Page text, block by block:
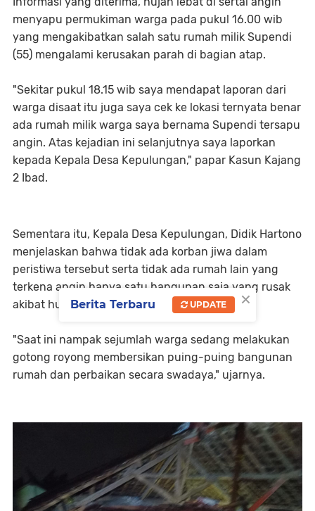
menyapu permukiman warga pada pukul 16.00 wib
yang mengakibatkan salah satu rumah milik Supendi
(55) mengalami kerusakan parah di bagian atap.
"Sekitar pukul 18.15 wib saya mendapat laporan dari
warga disaat itu juga saya cek ke lokasi ternyata benar
ada rumah milik warga saya bernama Supendi tersapu
angin. Atas kejadian ini selanjutnya saya laporkan
kepada Kepala Desa Kepulungan," papar Kasun Kajang
2 Ibad.
Sementara itu, Kepala Desa Kepulungan, Didik Hartono
menjelaskan bahwa tidak ada korban jiwa dalam
peristiwa tersebut serta tidak ada rumah lain yang
terkena angin hanya satu bangunan saja yang rusak
akibat hujan lebat disertai angin.
"Saat ini nampak sejumlah warga sedang melakukan
gotong royong membersikan puing-puing bangunan
rumah dan perbaikan secara swadaya," ujarnya.
×
Berita Terbaru UPDATE